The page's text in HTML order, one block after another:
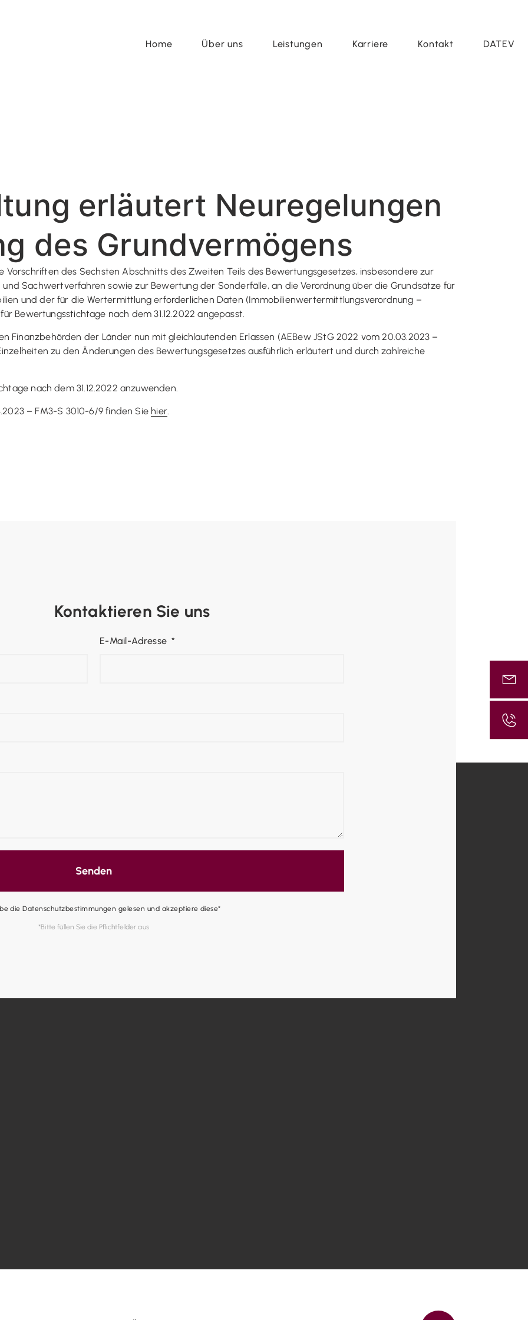
Home Über uns Leistungen Karriere Kontakt DATEV
erläutert Neuregelungen
des Grundvermögens
des Sechsten Abschnitts des Zweiten Teils des Bewertungsgesetzes, insbesondere zur
Sachwertverfahren sowie zur Bewertung der Sonderfälle, an die Verordnung über die Grundsätze für
und der für die Wertermittlung erforderlichen Daten (Immobilienwertermittlungsverordnung –
für Bewertungsstichtage nach dem 31.12.2022 angepasst.
Finanzbehörden der Länder nun mit gleichlautenden Erlassen (AEBew JStG 2022 vom 20.03.2023 –
zu den Änderungen des Bewertungsgesetzes ausführlich erläutert und durch zahlreiche
nach dem 31.12.2022 anzuwenden.
– FM3-S 3010-6/9 finden Sie hier.
Kontaktieren Sie uns
E-Mail-Adresse
die Datenschutzbestimmungen gelesen und akzeptiere diese*
*Bitte füllen Sie die Pflichtfelder aus
Senden